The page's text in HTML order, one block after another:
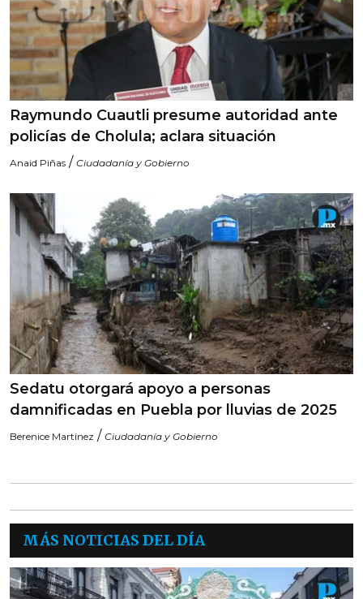
Raymundo Cuautli presume autoridad ante
policías de Cholula; aclara situación
Anaid Piñas / Ciudadanía y Gobierno
Sedatu otorgará apoyo a personas
damnificadas en Puebla por lluvias de 2025
Berenice Martinez / Ciudadanía y Gobierno
MÁS NOTICIAS DEL DÍA